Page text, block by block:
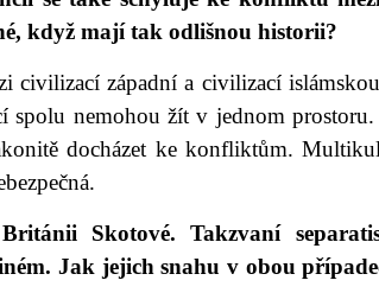
když mají tak odlišnou historii?
západní a civilizací
spolu nemohou žít v jednom
docházet ke konfliktům.
Skotové. Takzvaní
Jak jejich snahu v obou